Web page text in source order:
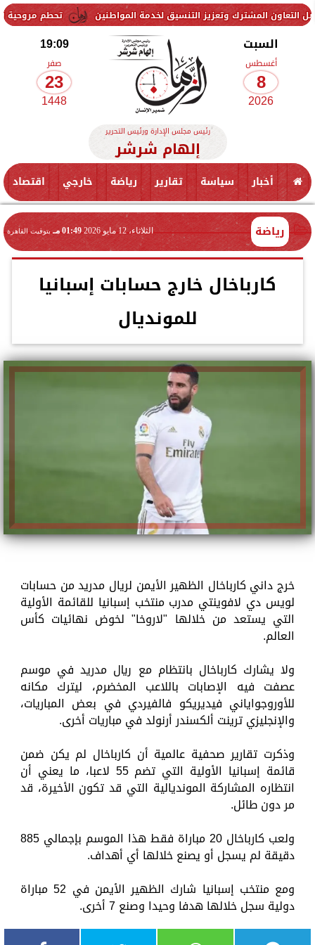
تحطم مروحية أثناء مكافحة وتعزيز التنسيق لخدمة المواطنين
السبت
أغسطس
8
2026
19:09
صفر
23
1448
رئيس مجلس الإدارة ورئيس التحرير
إلهام شرشر
أخبار سياسة تقارير رياضة خارجي اقتصاد
رياضة الثلاثاء، 12 مايو 2026 01:49 مـ بتوقيت القاهرة
كارباخال خارج حسابات إسبانيا
للمونديال
خرج داني كارباخال الظهير الأيمن لريال مدريد من حسابات
لويس دي لافوينتي مدرب منتخب إسبانيا للقائمة الأولية
التي يستعد من خلالها "لاروخا" لخوض نهائيات كأس
العالم.
ولا يشارك كارباخال بانتظام مع ريال مدريد في موسم
عصفت فيه الإصابات باللاعب المخضرم، ليترك مكانه
للأوروجواياني فيديريكو فالفيردي في بعض المباريات،
والإنجليزي ترينت ألكسندر أرنولد في مباريات أخرى.
وذكرت تقارير صحفية عالمية أن كارباخال لم يكن ضمن
قائمة إسبانيا الأولية التي تضم 55 لاعبا، ما يعني أن
انتظاره المشاركة المونديالية التي قد تكون الأخيرة، قد
مر دون طائل.
ولعب كارباخال 20 مباراة فقط هذا الموسم بإجمالي 885
دقيقة لم يسجل أو يصنع خلالها أي أهداف.
ومع منتخب إسبانيا شارك الظهير الأيمن في 52 مباراة
دولية سجل خلالها هدفا وحيدا وصنع 7 أخرى.